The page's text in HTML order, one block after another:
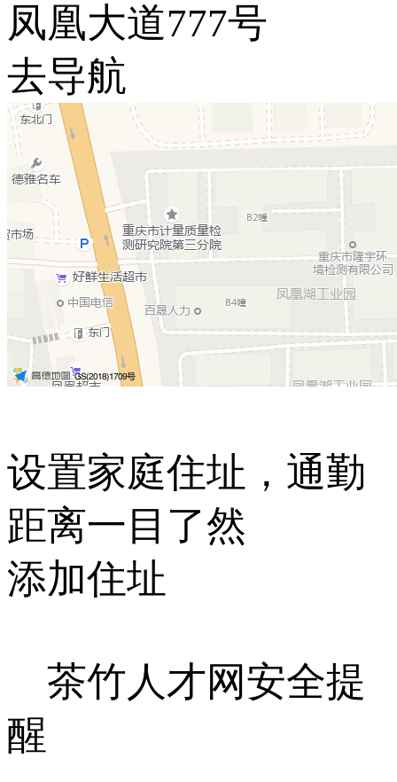
凤凰大道777号
去导航
设置家庭住址，通勤
距离一目了然
添加住址
茶竹人才网安全提
醒